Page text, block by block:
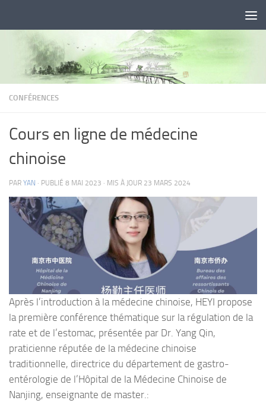
CONFÉRENCES
Cours en ligne de médecine
chinoise
PAR YAN · PUBLIÉ 8 MAI 2023 · MIS À JOUR 23 MARS 2024
Après l’introduction à la médecine chinoise, HEYI propose
la première conférence thématique sur la régulation de la
rate et de l’estomac, présentée par Dr. Yang Qin,
praticienne réputée de la médecine chinoise
traditionnelle, directrice du département de gastro-
entérologie de l’Hôpital de la Médecine Chinoise de
Nanjing, enseignante de master.: